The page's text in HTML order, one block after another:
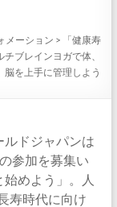
メーション >
「健康寿
ブレインヨガで体、
脳を上手に管理しよう
ドジャパンは
参加を募集い
めよう」。人
寿時代に向け